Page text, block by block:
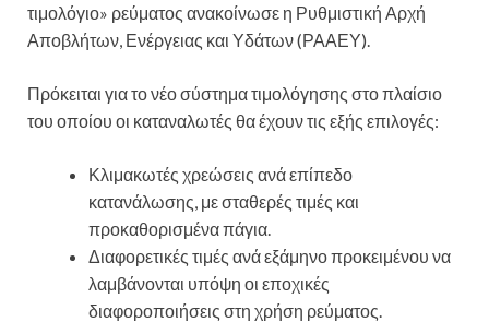
τιμολόγιο» ρεύματος ανακοίνωσε η Ρυθμιστική Αρχή
Αποβλήτων, Ενέργειας και Υδάτων (ΡΑΑΕΥ).
Πρόκειται για το νέο σύστημα τιμολόγησης στο πλαίσιο
του οποίου οι καταναλωτές θα έχουν τις εξής επιλογές:
Κλιμακωτές χρεώσεις ανά επίπεδο
κατανάλωσης, με σταθερές τιμές και
προκαθορισμένα πάγια.
Διαφορετικές τιμές ανά εξάμηνο προκειμένου να
λαμβάνονται υπόψη οι εποχικές
διαφοροποιήσεις στη χρήση ρεύματος.